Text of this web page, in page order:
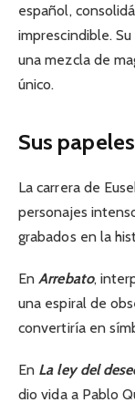
español,
imprescindible.
una mezcla de
único.
Sus
La carrera de
personajes
grabados en la
EnArrebato,
una espiral de
convertiría en
En La ley del
dio vida a Pablo